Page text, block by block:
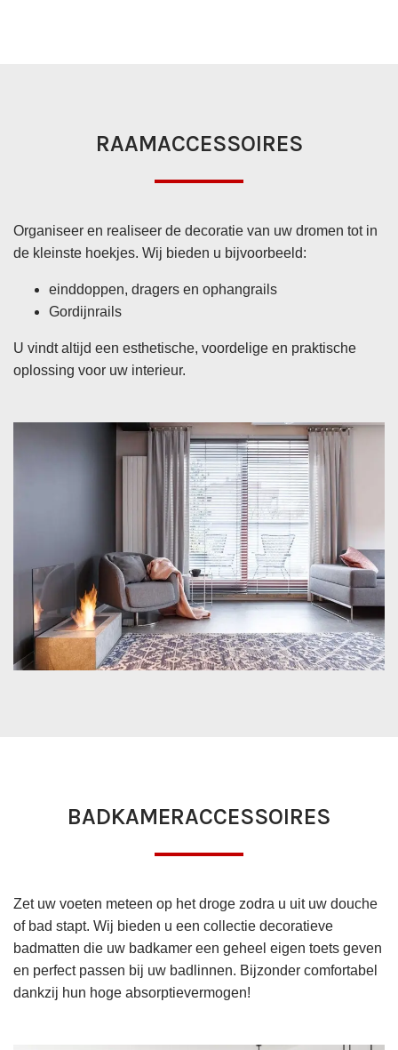
MEER INFORMATIE
RAAMACCESSOIRES
Organiseer en realiseer de decoratie van uw dromen tot in
de kleinste hoekjes. Wij bieden u bijvoorbeeld:
einddoppen, dragers en ophangrails
Gordijnrails
U vindt altijd een esthetische, voordelige en praktische
oplossing voor uw interieur.
BADKAMERACCESSOIRES
Zet uw voeten meteen op het droge zodra u uit uw douche
of bad stapt. Wij bieden u een collectie decoratieve
badmatten die uw badkamer een geheel eigen toets geven
en perfect passen bij uw badlinnen. Bijzonder comfortabel
dankzij hun hoge absorptievermogen!